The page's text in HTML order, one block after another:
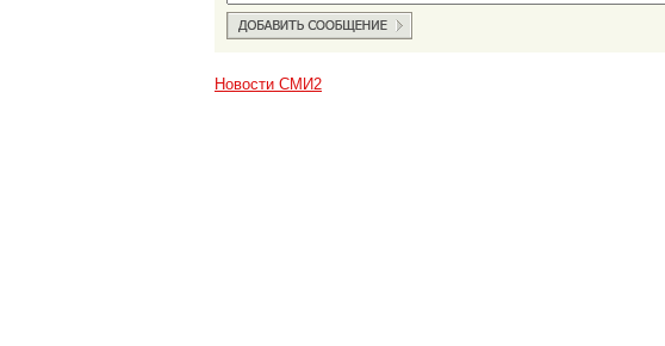
Новости СМИ2